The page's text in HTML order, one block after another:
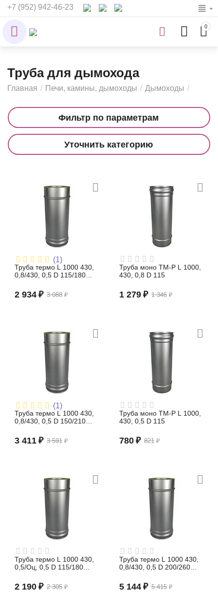
+7 (952) 942-46-23
0
Труба для дымохода
Главная / Печи, камины, дымоходы / Дымоходы /
Фильтр по параметрам
Уточнить категорию
(1)
Труба термо L 1000 430,
0,8/430, 0,5 D 115/180
3 088 ₽
2 934 ₽
Труба моно TM-P L 1000,
430, 0,8 D 115
1 346 ₽
1 279 ₽
(1)
Труба термо L 1000 430,
0,8/430, 0,5 D 150/210
3 591 ₽
3 411 ₽
Труба моно TM-P L 1000,
430, 0,5 D 115
821 ₽
780 ₽
Труба термо L 1000 430,
0,5/Оц, 0,5 D 115/180
2 305 ₽
2 190 ₽
Труба термо L 1000 430,
0,8/430, 0,5 D 200/260
5 415 ₽
5 144 ₽